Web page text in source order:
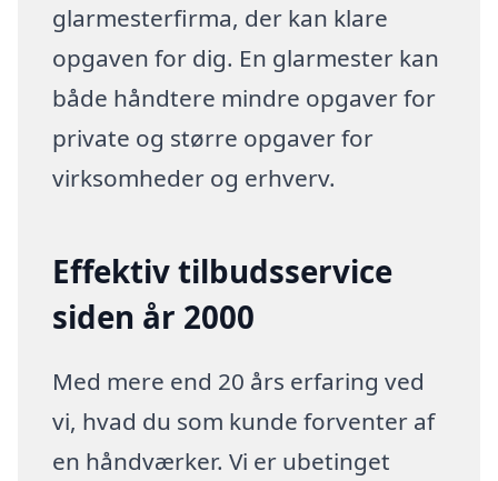
glarmesterfirma, der kan klare
opgaven for dig. En glarmester kan
både håndtere mindre opgaver for
private og større opgaver for
virksomheder og erhverv.
Effektiv tilbudsservice
siden år 2000
Med mere end 20 års erfaring ved
vi, hvad du som kunde forventer af
en håndværker. Vi er ubetinget